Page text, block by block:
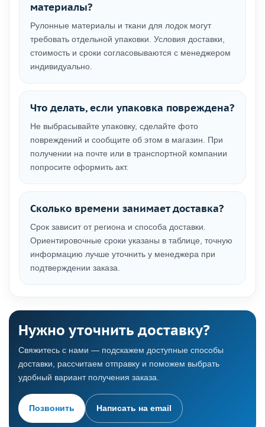
материалы?
Рулонные материалы и ткани для лодок могут
требовать отдельной упаковки. Условия доставки,
стоимость и сроки согласовываются с менеджером
индивидуально.
Что делать, если упаковка повреждена?
Не выбрасывайте упаковку, сделайте фото
повреждений и сообщите об этом в магазин. При
получении на почте или в транспортной компании
попросите оформить акт.
Сколько времени занимает доставка?
Срок зависит от региона и способа доставки.
Ориентировочные сроки указаны в таблице, точную
информацию лучше уточнить у менеджера при
подтверждении заказа.
Нужно уточнить доставку?
Свяжитесь с нами — подскажем доступные способы
доставки, рассчитаем отправку и поможем выбрать
удобный вариант получения заказа.
Позвонить Написать на email